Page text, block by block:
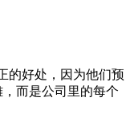
的好处，因为他们预
而是公司里的每个